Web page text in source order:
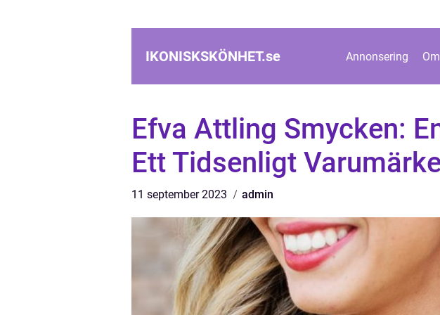
IKONISKSKÖNHET.se Annonsering
Efva Attling Smycken:
Ett Tidsenligt
11 september 2023 admin